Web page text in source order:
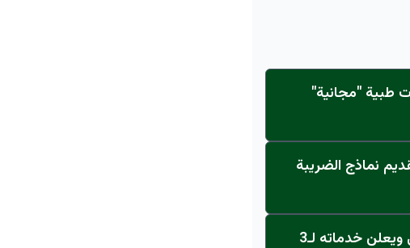
طبية "مجانية"
نماذج الضريبة
عاجل: القناة تنطلق... مركز أورام الجامعة يحصل على الاعتماد النهائي ويعلن خدماته لـ3